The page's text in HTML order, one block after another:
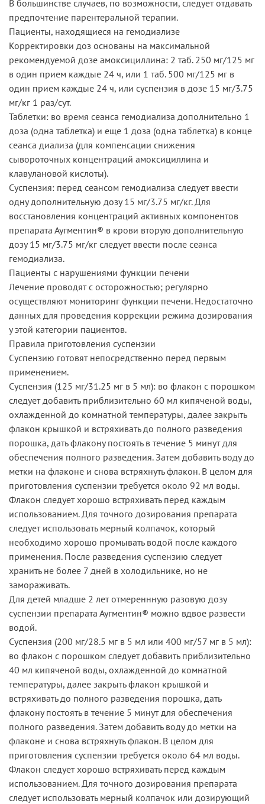
В большинстве случаев, по возможности, следует отдавать
предпочтение парентеральной терапии.
Пациенты, находящиеся на гемодиализе
Корректировки доз основаны на максимальной
рекомендуемой дозе амоксициллина: 2 таб. 250 мг/125 мг
в один прием каждые 24 ч, или 1 таб. 500 мг/125 мг в
один прием каждые 24 ч, или суспензия в дозе 15 мг/3.75
мг/кг 1 раз/сут.
Таблетки: во время сеанса гемодиализа дополнительно 1
доза (одна таблетка) и еще 1 доза (одна таблетка) в конце
сеанса диализа (для компенсации снижения
сывороточных концентраций амоксициллина и
клавулановой кислоты).
Суспензия: перед сеансом гемодиализа следует ввести
одну дополнительную дозу 15 мг/3.75 мг/кг. Для
восстановления концентраций активных компонентов
препарата Аугментин® в крови вторую дополнительную
дозу 15 мг/3.75 мг/кг следует ввести после сеанса
гемодиализа.
Пациенты с нарушениями функции печени
Лечение проводят с осторожностью; регулярно
осуществляют мониторинг функции печени. Недостаточно
данных для проведения коррекции режима дозирования
у этой категории пациентов.
Правила приготовления суспензии
Суспензию готовят непосредственно перед первым
применением.
Суспензия (125 мг/31.25 мг в 5 мл): во флакон с порошком
следует добавить приблизительно 60 мл кипяченой воды,
охлажденной до комнатной температуры, далее закрыть
флакон крышкой и встряхивать до полного разведения
порошка, дать флакону постоять в течение 5 минут для
обеспечения полного разведения. Затем добавить воду до
метки на флаконе и снова встряхнуть флакон. В целом для
приготовления суспензии требуется около 92 мл воды.
Флакон следует хорошо встряхивать перед каждым
использованием. Для точного дозирования препарата
следует использовать мерный колпачок, который
необходимо хорошо промывать водой после каждого
применения. После разведения суспензию следует
хранить не более 7 дней в холодильнике, но не
замораживать.
Для детей младше 2 лет отмереннную разовую дозу
суспензии препарата Аугментин® можно вдвое развести
водой.
Суспензия (200 мг/28.5 мг в 5 мл или 400 мг/57 мг в 5 мл):
во флакон с порошком следует добавить приблизительно
40 мл кипяченой воды, охлажденной до комнатной
температуры, далее закрыть флакон крышкой и
встряхивать до полного разведения порошка, дать
флакону постоять в течение 5 минут для обеспечения
полного разведения. Затем добавить воду до метки на
флаконе и снова встряхнуть флакон. В целом для
приготовления суспензии требуется около 64 мл воды.
Флакон следует хорошо встряхивать перед каждым
использованием. Для точного дозирования препарата
следует использовать мерный колпачок или дозирующий